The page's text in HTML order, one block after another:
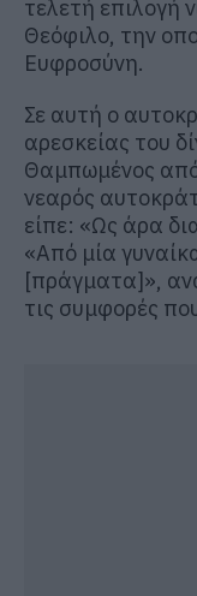
τελετή επιλογή
Θεόφιλο, την
Ευφροσύνη.
Σε αυτή ο
αρεσκείας του
Θαμπωμένος
νεαρός
είπε: «Ως άρα
«Από μία
[πράγματα]»,
τις συμφορές